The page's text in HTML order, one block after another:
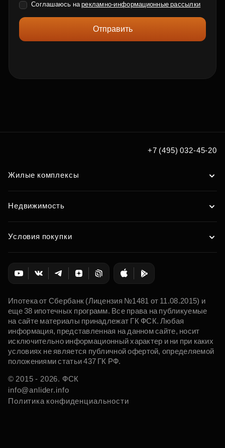
Соглашаюсь нарекламно-информационные рассылки
Отправить
+7 (495) 032-45-20
Жилые комплексы
Недвижимость
Условия покупки
Ипотека от Сбербанк (Лицензия №1481 от 11.08.2015) и
еще 38 ипотечных программ. Все права на публикуемые
на сайте материалы принадлежат ГК ФСК. Любая
информация, представленная на данном сайте, носит
исключительно информационный характер и ни при каких
условиях не является публичной офертой, определяемой
положениями статьи 437 ГК РФ.
© 2015 - 2026. ФСК
info@anlider.info
Политика конфиденциальности